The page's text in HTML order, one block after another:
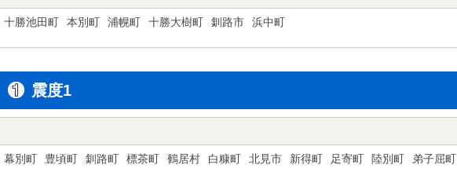
十勝池田町 本別町 浦幌町 十勝大樹町 釧路市 浜中町
震度1
幕別町 豊頃町 釧路町 標茶町 鶴居村 白糠町 北見市 新得町 足寄町 陸別町 弟子屈町